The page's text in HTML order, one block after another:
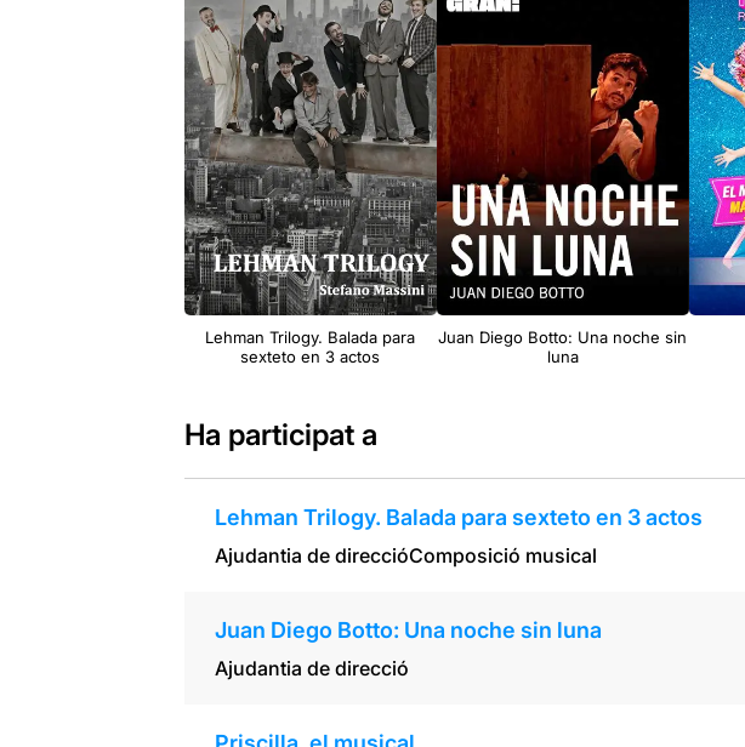
Lehman Trilogy. Balada para
sexteto en 3 actos
Juan Diego Botto: Una noche sin
luna
Ha participat a
Lehman Trilogy. Balada para sexteto en 3 actos
Ajudantia de direccióComposició musical
Juan Diego Botto: Una noche sin luna
Ajudantia de direcció